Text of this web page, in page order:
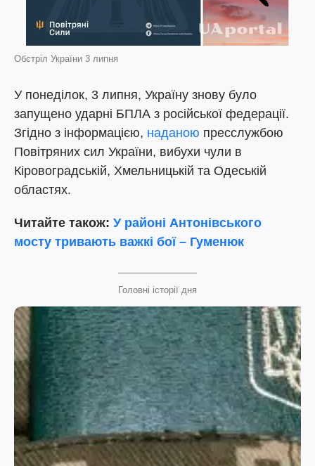
Обстріл України 3 липня
У понеділок, 3 липня, Україну знову було
запущено ударні БПЛА з російської федерації.
Згідно з інформацією, наданою пресслужбою
Повітряних сил України, вибухи чули в
Кіровоградській, Хмельницькій та Одеській
областях.
Читайте також: У районі Антонівського
мосту тривають важкі бої – Гуменюк
Головні історії дня